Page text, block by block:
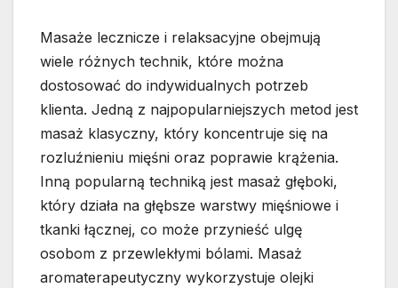
Masaże lecznicze i relaksacyjne obejmują
wiele różnych technik, które można
dostosować do indywidualnych potrzeb
klienta. Jedną z najpopularniejszych metod jest
masaż klasyczny, który koncentruje się na
rozluźnieniu mięśni oraz poprawie krążenia.
Inną popularną techniką jest masaż głęboki,
który działa na głębsze warstwy mięśniowe i
tkanki łącznej, co może przynieść ulgę
osobom z przewlekłymi bólami. Masaż
aromaterapeutyczny wykorzystuje olejki